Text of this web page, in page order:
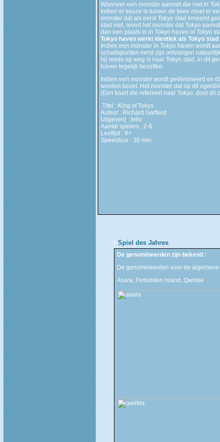
Wanneer een monster aanvalt die niet in
Indien er keuze is tussen de twee moet er
monster dat als eerst Tokyo stad inneemt
stad niet, levert het monster dat Tokyo
dan een plaats in in Tokyo haven of Tokyo
Tokyo haven werkt identiek als Tokyo stad
Indien een monster in Tokyo haven wordt
schadepunten eerst zijn ontvangen
hij reeds op weg is naar Tokyo stad, in dit
haven tegelijk bezetten.
Indien een monster wordt geëlimineerd en
worden bezet. Het monster dat op dit
(Een kaart die refereert naar Tokyo, doet dit
Titel : King of Tokyo
Auteur : Richard Garfield
Uitgeverij : Iello
Aantal spelers : 2-6
Leeftijd : 8+
Speelduur : 30 min.
Spiel des Jahres
De genomineerden zijn bekend :
De genomineerden voor de
Asara, Forbidden island, Qwirkle